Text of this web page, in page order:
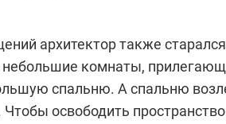
архитектор также старался
комнаты,
спальню. А спальню
освободить пространство